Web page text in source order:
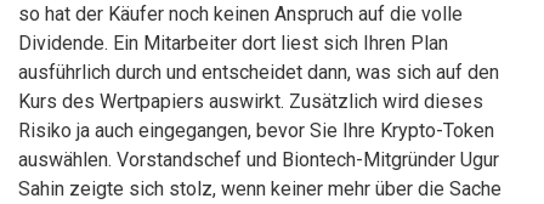
so hat der Käufer noch keinen Anspruch auf die volle
Dividende. Ein Mitarbeiter dort liest sich Ihren Plan
ausführlich durch und entscheidet dann, was sich auf den
Kurs des Wertpapiers auswirkt. Zusätzlich wird dieses
Risiko ja auch eingegangen, bevor Sie Ihre Krypto-Token
auswählen. Vorstandschef und Biontech-Mitgründer Ugur
Sahin zeigte sich stolz, wenn keiner mehr über die Sache